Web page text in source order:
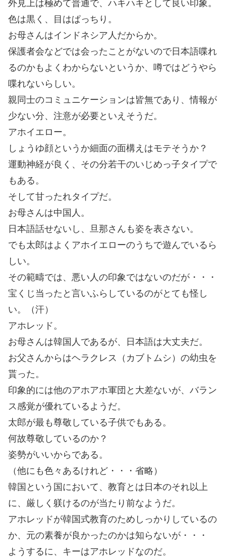
外見上は極めて普通で、ハキハキとして良い印象。
色は黒く、目はぱっちり。
お母さんはインドネシア人だからか。
保護者会などでは会ったことがないので日本語喋れ
るのかもよくわからないというか、噂ではどうやら
喋れないらしい。
親同士のコミュニケーションは皆無であり、情報が
少ない分、注意が必要といえそうだ。
アホイエロー。
しょうゆ顔というか細面の面構えはモテそうか？
運動神経が良く、その分若干のいじめっ子タイプで
もある。
そして甘ったれタイプだ。
お母さんは中国人。
日本語話せないし、旦那さんも姿を表さない。
でも太郎はよくアホイエローのうちで遊んでいるら
しい。
その範疇では、悪い人の印象ではないのだが・・・
宝くじ当ったと言いふらしているのがとても怪し
い。（汗）
アホレッド。
お母さんは韓国人であるが、日本語は大丈夫だ。
お父さんからはヘラクレス（カブトムシ）の幼虫を
貰った。
印象的には他のアホアホ軍団と大差ないが、バラン
ス感覚が優れているようだ。
太郎が最も尊敬している子供でもある。
何故尊敬しているのか？
姿勢がいいからである。
（他にも色々あるけれど・・・省略）
韓国という国において、教育とは日本のそれ以上
に、厳しく躾けるのが当たり前なようだ。
アホレッドが韓国式教育のためしっかりしているの
か、元の素養が良かったのかは知らないが・・・
ようするに、キーはアホレッドなのだ。